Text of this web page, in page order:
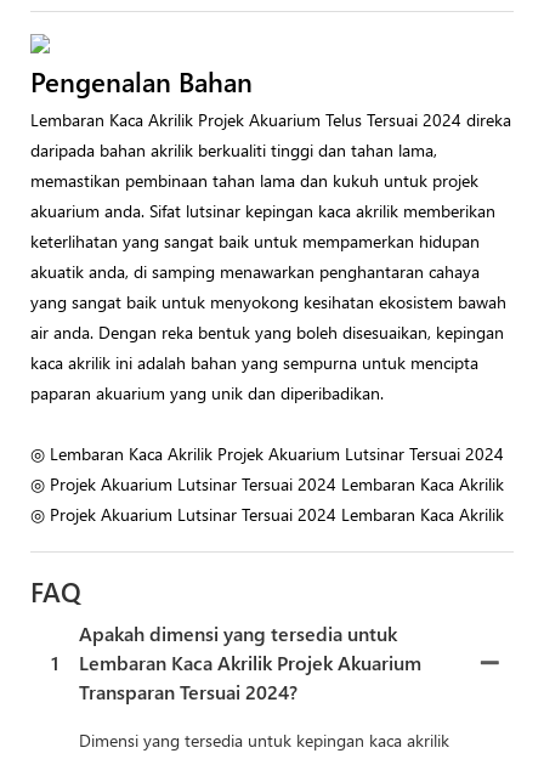
Pengenalan Bahan
Lembaran Kaca Akrilik Projek Akuarium Telus Tersuai 2024 direka
daripada bahan akrilik berkualiti tinggi dan tahan lama,
memastikan pembinaan tahan lama dan kukuh untuk projek
akuarium anda. Sifat lutsinar kepingan kaca akrilik memberikan
keterlihatan yang sangat baik untuk mempamerkan hidupan
akuatik anda, di samping menawarkan penghantaran cahaya
yang sangat baik untuk menyokong kesihatan ekosistem bawah
air anda. Dengan reka bentuk yang boleh disesuaikan, kepingan
kaca akrilik ini adalah bahan yang sempurna untuk mencipta
paparan akuarium yang unik dan diperibadikan.
◎ Lembaran Kaca Akrilik Projek Akuarium Lutsinar Tersuai 2024
◎ Projek Akuarium Lutsinar Tersuai 2024 Lembaran Kaca Akrilik
◎ Projek Akuarium Lutsinar Tersuai 2024 Lembaran Kaca Akrilik
FAQ
1
Apakah dimensi yang tersedia untuk
Lembaran Kaca Akrilik Projek Akuarium
Transparan Tersuai 2024?
Dimensi yang tersedia untuk kepingan kaca akrilik